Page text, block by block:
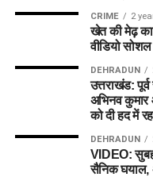
CRIME 2
खेत की मेढ़
वीडियो
DEHRADUN
उत्तराखंड:
अभिनव
को दी हद में
DEHRADUN
VIDEO: सुबह
सैनिक घयाल,